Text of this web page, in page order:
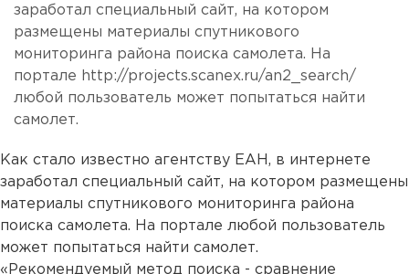
заработал специальный сайт, на котором
размещены материалы спутникового
мониторинга района поиска самолета. На
портале http://projects.scanex.ru/an2_search/
любой пользователь может попытаться найти
самолет.
Как стало известно агентству ЕАН, в интернете
заработал специальный сайт, на котором размещены
материалы спутникового мониторинга района
поиска самолета. На портале любой пользователь
может попытаться найти самолет.
«Рекомендуемый метод поиска - сравнение